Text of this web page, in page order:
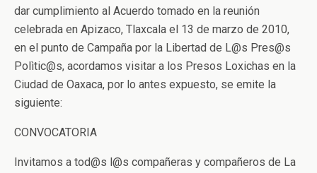
dar cumplimiento al Acuerdo tomado en la reunión
celebrada en Apizaco, Tlaxcala el 13 de marzo de 2010,
en el punto de Campaña por la Libertad de L@s Pres@s
Polìtic@s, acordamos visitar a los Presos Loxichas en la
Ciudad de Oaxaca, por lo antes expuesto, se emite la
siguiente:
CONVOCATORIA
Invitamos a tod@s l@s compañeras y compañeros de La